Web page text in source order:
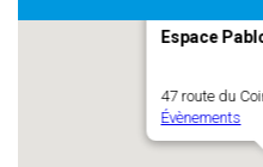
Espace
47 route du
Évènements